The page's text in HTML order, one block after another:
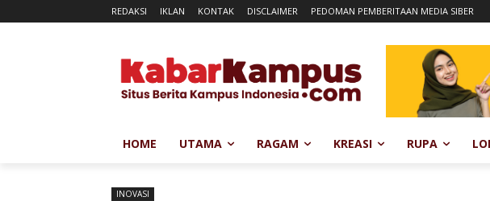
REDAKSI IKLAN KONTAK DISCLAIMER PEDOMAN PEMBERITAAN MEDIA SIBER
HOME UTAMA RAGAM KREASI RUPA
INOVASI